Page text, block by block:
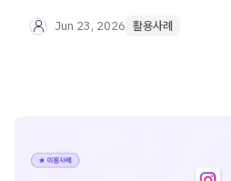
Jun 23, 2026 활용사례